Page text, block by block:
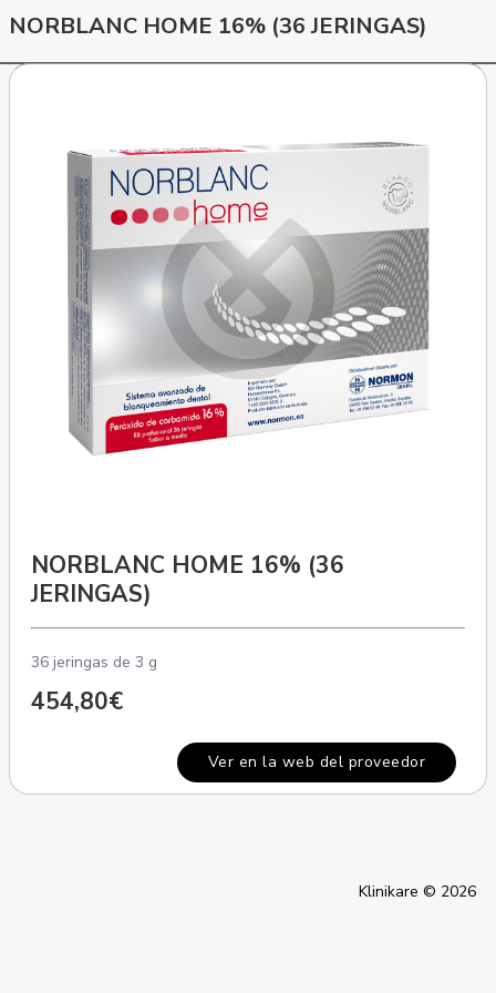
NORBLANC HOME 16% (36 JERINGAS)
NORBLANC HOME 16% (36
JERINGAS)
36 jeringas de 3 g
454,80€
Ver en la web del proveedor
Klinikare © 2026